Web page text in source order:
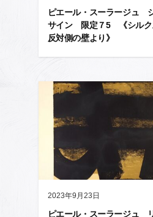
ピエール・スーラージュ
サイン 限定７5 《シルク
反対側の壁より》
2023年9月23日
ピエール・スーラージュ